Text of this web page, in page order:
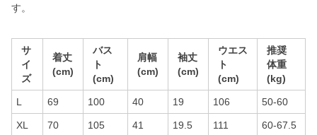
す。
サ
イ
ズ
着丈
(cm)
バス
ト
(cm)
肩幅
(cm)
袖丈
(cm)
ウエス
ト
(cm)
推奨
体重
(kg)
L 69 100 40 19 106 50-60
XL 70 105 41 19.5 111 60-67.5